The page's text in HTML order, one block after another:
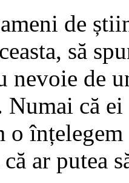
de
să
nevoie de
că ei
o
ar putea